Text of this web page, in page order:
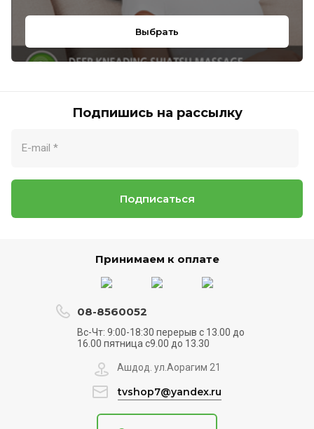
Выбрать
Подпишись на рассылку
Подписаться
Принимаем к оплате
08-8560052
Вс-Чт: 9:00-18:30 перерыв с 13.00 до
16.00 пятница с9.00 до 13.30
Ашдод. ул.Аорагим 21
tvshop7@yandex.ru